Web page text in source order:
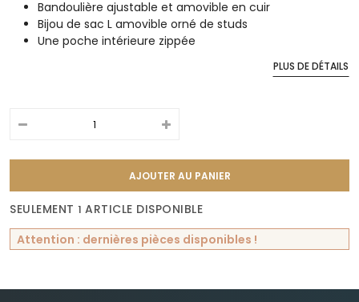
Bandoulière ajustable et amovible en cuir
Bijou de sac L amovible orné de studs
Une poche intérieure zippée
PLUS DE DÉTAILS
AJOUTER AU PANIER
SEULEMENT 1 ARTICLE DISPONIBLE
Attention : dernières pièces disponibles !